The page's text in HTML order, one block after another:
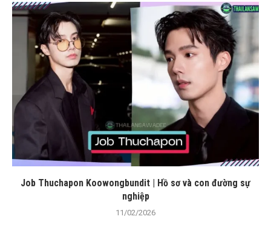
Job Thuchapon Koowongbundit | Hồ sơ và con đường sự
nghiệp
11/02/2026